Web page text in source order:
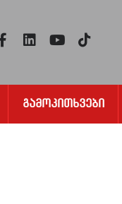
Გამოკითხვები